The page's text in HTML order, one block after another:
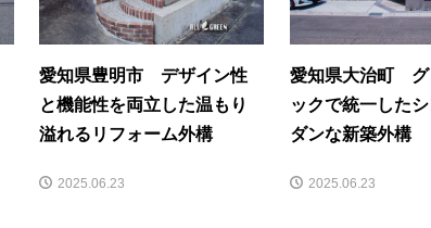
愛知県豊明市 デザイン性
と機能性を両立した温もり
溢れるリフォーム外構
2025.06.23
愛知県大治町 グ
ックで統一した
ダンな新築外構
2025.06.23